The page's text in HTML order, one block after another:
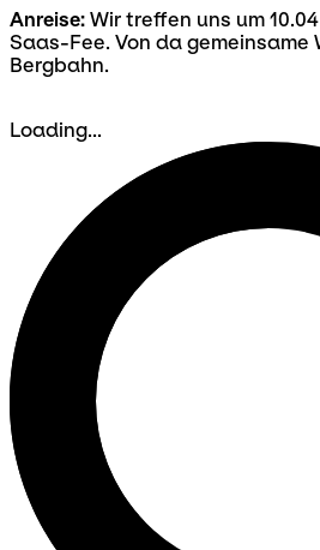
Anreise: Wir treffen uns um
Saas-Fee. Von da
Bergbahn.
Loading...